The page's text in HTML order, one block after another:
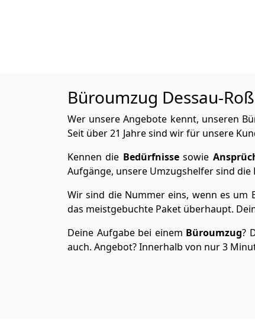
Büroumzug Dessau-
Wer unsere Angebote kennt, unseren
Seit über 21 Jahre sind wir für unsere
Kennen die Bedürfnissesowie
Aufgänge, unsere Umzugshelfer sind
Wir sind die Nummer eins, wenn es um
das meistgebuchte Paket überhaupt.
Deine Aufgabe bei einem Büroumzug?
auch. Angebot? Innerhalb von nur 3